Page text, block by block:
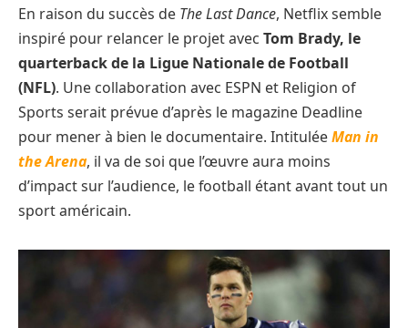
En raison du succès de The Last Dance, Netflix semble
inspiré pour relancer le projet avec Tom Brady, le
quarterback de la Ligue Nationale de Football
(NFL). Une collaboration avec ESPN et Religion of
Sports serait prévue d’après le magazine Deadline
pour mener à bien le documentaire. IntituléeMan in
the Arena, il va de soi que l’œuvre aura moins
d’impact sur l’audience, le football étant avant tout un
sport américain.